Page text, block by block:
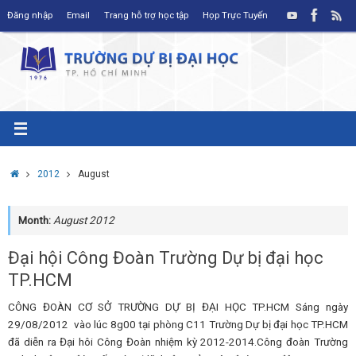
Đăng nhập Email Trang hỗ trợ học tập Họp Trực Tuyến
Home2012 August
Month: August 2012
Đại hội Công Đoàn Trường Dự bị đại học
TP.HCM
CÔNG ĐOÀN CƠ SỞ TRƯỜNG DỰ BỊ ĐẠI HỌC TP.HCM Sáng ngày
29/08/2012 vào lúc 8g00 tại phòng C11 Trường Dự bị đại học TP.HCM
đã diễn ra Đại hôi Công Đoàn nhiệm kỳ 2012-2014.Công đoàn Trường